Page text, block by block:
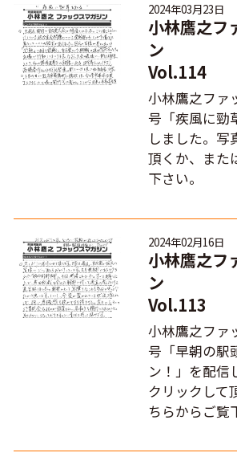
2024年03月23日
小林鷹之フ
ン
Vol.114
小林鷹之ファ
号「疾風に勁
しました。写
頂くか、また
下さい。
2024年02月16日
小林鷹之フ
ン
Vol.113
小林鷹之ファ
号「早朝の駅
ン！」を配信
クリックして
ちらからご